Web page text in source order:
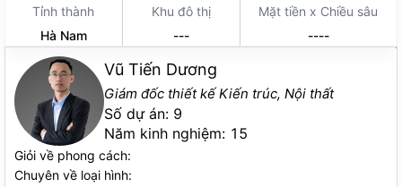
Tỉnh thành
Hà Nam
Khu đô thị
---
Mặt tiền x Chiều sâu
----
Vũ Tiến Dương
Giám đốc thiết kế Kiến trúc, Nội thất
Số dự án: 9
Năm kinh nghiệm: 15
Giỏi về phong cách:
Chuyên về loại hình: